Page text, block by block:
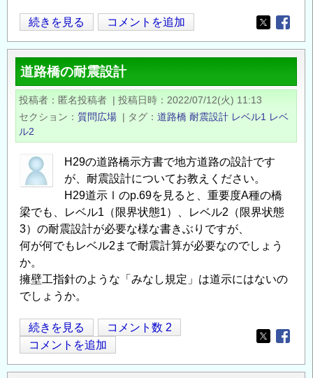
集
し
ま
す
～
任
期
付
究
員
公
募
（令
和
８
度
第
PC
工
学
会
「第
回
プ
レ
ス
レ
ス
ト
コ
ン
ク
リ
－
ト
技
続きを見る コメントを追加
Opens in
道路橋の耐震設計
投稿者 匿名投稿者 | 投稿日時
2022/07/12(火) 11:13
セクション
質問広場 | タグ 道路橋 耐震設計 レベル1 レベ
ル2
H29の道路橋示方書で地方道路の設計です
が、耐震設計についてお教えください。
H29道示Ⅰのp.69を見ると、重要度A種の橋
梁でも、レベル1（限界状態1）、レベル2（限界状態
3）の耐震設計が必要な様な書きぶりですが、
何が何でもレベル2まで耐震計算が必要なのでしょう
か。
擁壁工指針のような「みなし規定」は道示にはないの
でしょうか。
道
路
橋
続きを見る
コメント数 2
コメントを追加
Opens in